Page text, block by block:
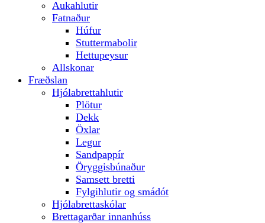
Aukahlutir
Fatnaður
Húfur
Stuttermabolir
Hettupeysur
Allskonar
Fræðslan
Hjólabrettahlutir
Plötur
Dekk
Öxlar
Legur
Sandpappír
Öryggisbúnaður
Samsett bretti
Fylgihlutir og smádót
Hjólabrettaskólar
Brettagarðar innanhúss